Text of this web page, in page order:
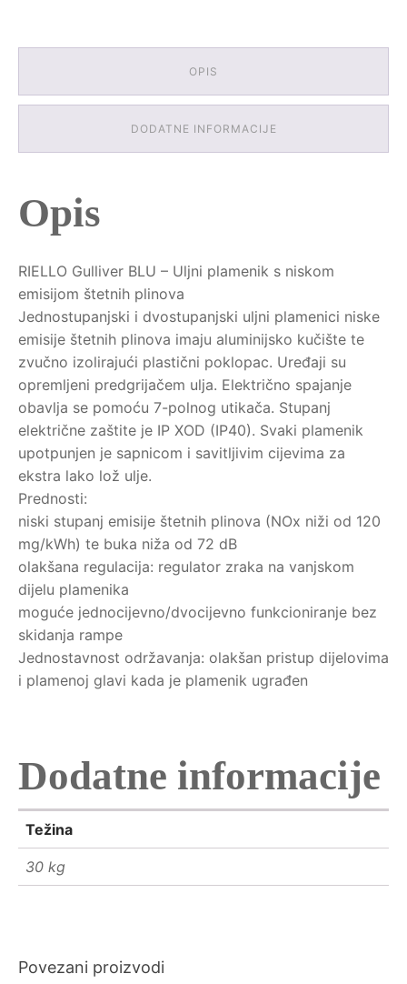
OPIS
DODATNE INFORMACIJE
Opis
RIELLO Gulliver BLU – Uljni plamenik s niskom
emisijom štetnih plinova
Jednostupanjski i dvostupanjski uljni plamenici niske
emisije štetnih plinova imaju aluminijsko kučište te
zvučno izolirajući plastični poklopac. Uređaji su
opremljeni predgrijačem ulja. Električno spajanje
obavlja se pomoću 7-polnog utikača. Stupanj
električne zaštite je IP XOD (IP40). Svaki plamenik
upotpunjen je sapnicom i savitljivim cijevima za
ekstra lako lož ulje.
Prednosti:
niski stupanj emisije štetnih plinova (NOx niži od 120
mg/kWh) te buka niža od 72 dB
olakšana regulacija: regulator zraka na vanjskom
dijelu plamenika
moguće jednocijevno/dvocijevno funkcioniranje bez
skidanja rampe
Jednostavnost održavanja: olakšan pristup dijelovima
i plamenoj glavi kada je plamenik ugrađen
Dodatne informacije
Težina
30 kg
Povezani proizvodi